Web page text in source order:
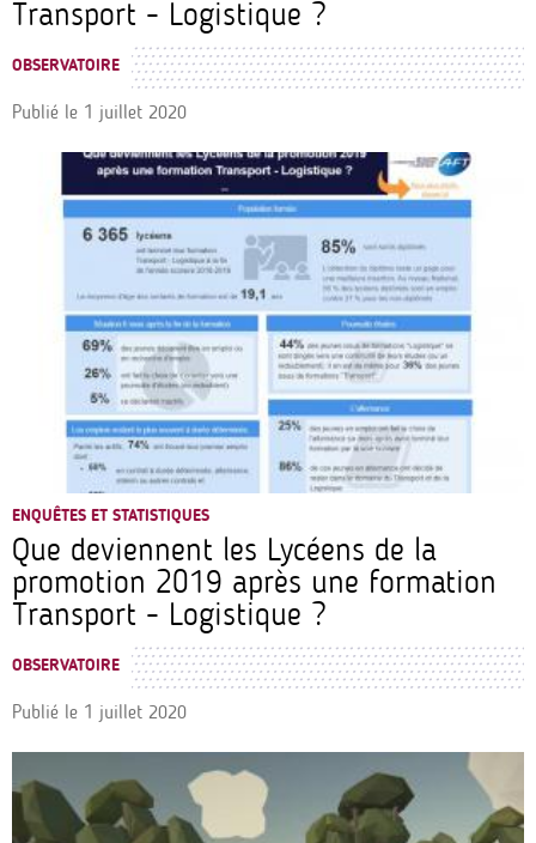
Transport - Logistique ?
OBSERVATOIRE
Publié le 1 juillet 2020
ENQUÊTES ET STATISTIQUES
Que deviennent les Lycéens de la
promotion 2019 après une formation
Transport - Logistique ?
OBSERVATOIRE
Publié le 1 juillet 2020